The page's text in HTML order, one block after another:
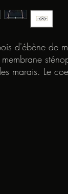
d'ébène de
marais. Le